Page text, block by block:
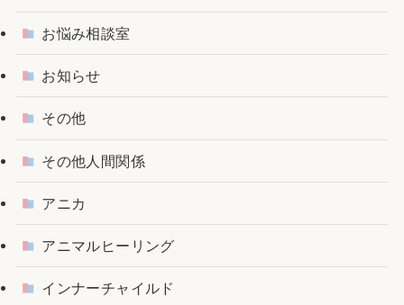
お悩み相談室
お知らせ
その他
その他人間関係
アニカ
アニマルヒーリング
インナーチャイルド